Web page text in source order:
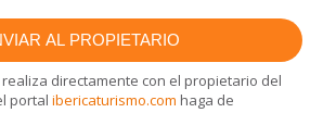
realiza directamente con el propietario del
portalibericaturismo.com haga de